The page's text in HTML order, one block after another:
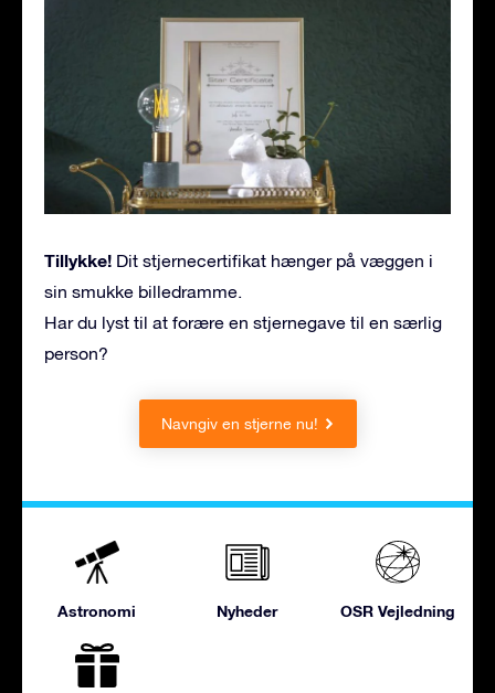
Tillykke! Dit stjernecertifikat hænger på væggen i
sin smukke billedramme.
Har du lyst til at forære en stjernegave til en særlig
person?
Navngiv en stjerne nu!
Astronomi Nyheder OSR Vejledning